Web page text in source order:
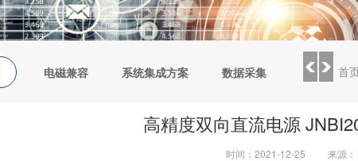
电磁兼容 系统集成方案 数据采集 环境测试
首
高精度双向直流电源
时间：2021-12-25 来源：